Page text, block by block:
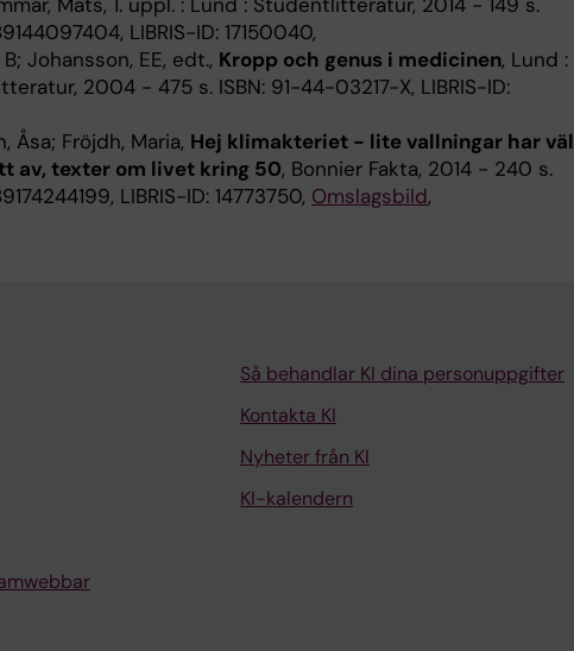
LIBRIS-ID: 17150040,
Johansson, EE, edt., Kropp och genus i medicinen, Lund :
2004 - 475 s. ISBN: 91-44-03217-X, LIBRIS-ID:
Åsa; Fröjdh, Maria, Hej klimakteriet - lite vallningar har väl
av, texter om livet kring 50, Bonnier Fakta, 2014 - 240 s.
LIBRIS-ID: 14773750, Omslagsbild,
Så behandlar KI dina personuppgifter
Kontakta KI
Nyheter från KI
KI-kalendern